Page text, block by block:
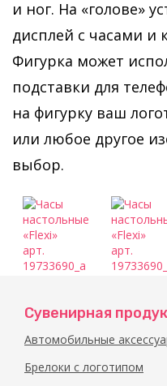
и ног. На «голове»
дисплей с часами и
Фигурка может
подставки для
на фигурку ваш
или любое другое
выбор.
Сувенирная
Автомобильные
Брелоки с логотипом